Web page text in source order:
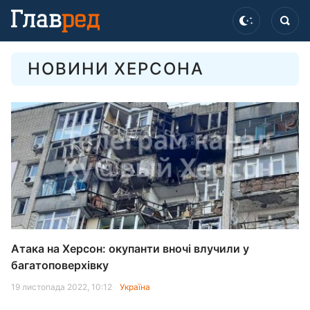
НОВИНИ ХЕРСОНА
Атака на Херсон: окупанти вночі влучили у
багатоповерхівку
19 листопада 2022, 10:12 Україна